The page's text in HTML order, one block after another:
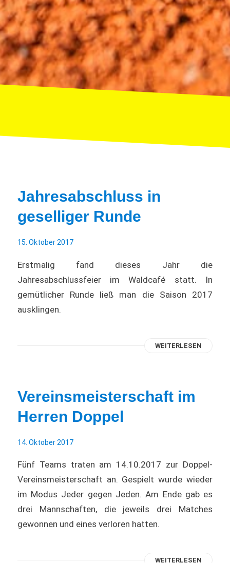
Jahresabschluss in
geselliger Runde
15. Oktober 2017
Erstmalig fand dieses Jahr die
Jahresabschlussfeier im Waldcafé statt. In
gemütlicher Runde ließ man die Saison 2017
ausklingen.
WEITERLESEN
Vereinsmeisterschaft im
Herren Doppel
14. Oktober 2017
Fünf Teams traten am 14.10.2017 zur Doppel-
Vereinsmeisterschaft an. Gespielt wurde wieder
im Modus Jeder gegen Jeden. Am Ende gab es
drei Mannschaften, die jeweils drei Matches
gewonnen und eines verloren hatten.
WEITERLESEN